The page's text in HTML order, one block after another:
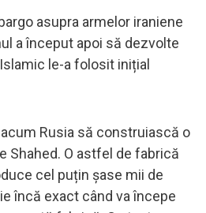
asupra armelor iraniene
a început apoi să dezvolte
le-a folosit inițial
Rusia să construiască o
Shahed. O astfel de fabrică
cel puțin șase mii de
încă exact când va începe